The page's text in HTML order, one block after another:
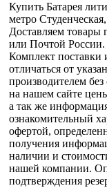
Купить Батарея
метро
Доставляем
или Почтой России.
Комплект поставки
отличаться от
производителем
на нашем сайте
а так же
ознакомительный
офертой,
получения
наличии и
нашей компании.
подтверждения